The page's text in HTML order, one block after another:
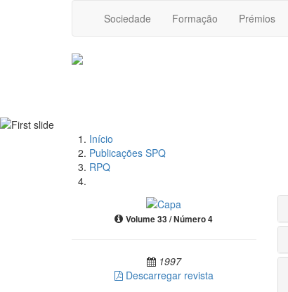
Sociedade Formação Prémios
Início
Publicações SPQ
RPQ
Volume 33 / Número 4
1997
Descarregar revista